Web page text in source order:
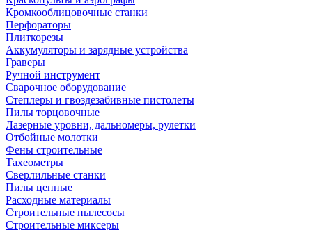
Кромкооблицовочные станки
Перфораторы
Плиткорезы
Аккумуляторы и зарядные устройства
Граверы
Ручной инструмент
Сварочное оборудование
Степлеры и гвоздезабивные пистолеты
Пилы торцовочные
Лазерные уровни, дальномеры, рулетки
Отбойные молотки
Фены строительные
Тахеометры
Сверлильные станки
Пилы цепные
Расходные материалы
Строительные пылесосы
Строительные миксеры